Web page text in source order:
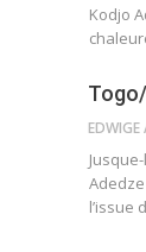
Kodjo
EDWIGE
l’issue